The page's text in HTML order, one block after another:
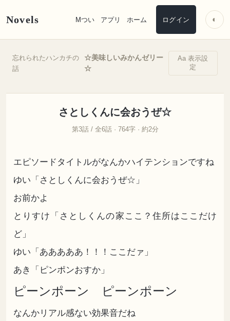
Novels Mつい アプリ ホーム ログイン ◐
忘れられたハンカチの
話
☆美味しいみかんゼリー
☆
Aa 表示設
定
さとしくんに会おうぜ☆
第3話 / 全6話 · 764字 · 約2分
エピソードタイトルがなんかハイテンションですね
ゆい「さとしくんに会おうぜ☆」
お前かよ
とりすけ「さとしくんの家ここ？住所はここだけ
ど」
ゆい「あああああ！！！ここだァ」
あき「ピンポンおすか」
ピーンポーン ピーンポーン
なんかリアル感ない効果音だね